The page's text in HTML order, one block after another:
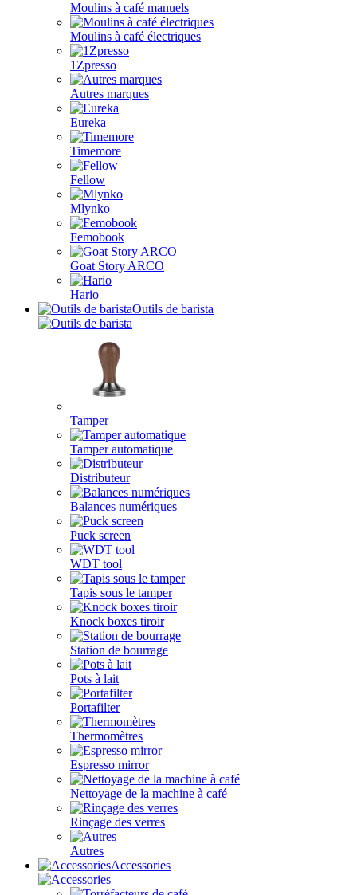
Moulins à café manuels
Moulins à café électriques
1Zpresso
Autres marques
Eureka
Timemore
Fellow
Mlynko
Femobook
Goat Story ARCO
Hario
Outils de barista
Tamper
Tamper automatique
Distributeur
Balances numériques
Puck screen
WDT tool
Tapis sous le tamper
Knock boxes tiroir
Station de bourrage
Pots à lait
Portafilter
Thermomètres
Espresso mirror
Nettoyage de la machine à café
Rinçage des verres
Autres
Accessories